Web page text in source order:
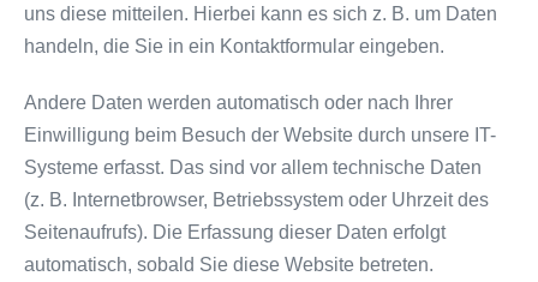
uns diese mitteilen. Hierbei kann es sich z. B. um Daten
handeln, die Sie in ein Kontaktformular eingeben.
Andere Daten werden automatisch oder nach Ihrer
Einwilligung beim Besuch der Website durch unsere IT-
Systeme erfasst. Das sind vor allem technische Daten
(z. B. Internetbrowser, Betriebssystem oder Uhrzeit des
Seitenaufrufs). Die Erfassung dieser Daten erfolgt
automatisch, sobald Sie diese Website betreten.